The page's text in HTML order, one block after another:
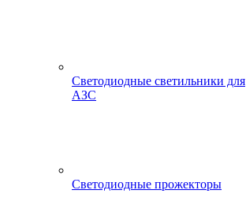
Светодиодные светильники для
АЗС
Светодиодные прожекторы